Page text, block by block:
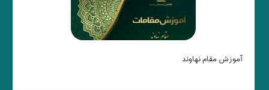
آموزش مقام نهاوند